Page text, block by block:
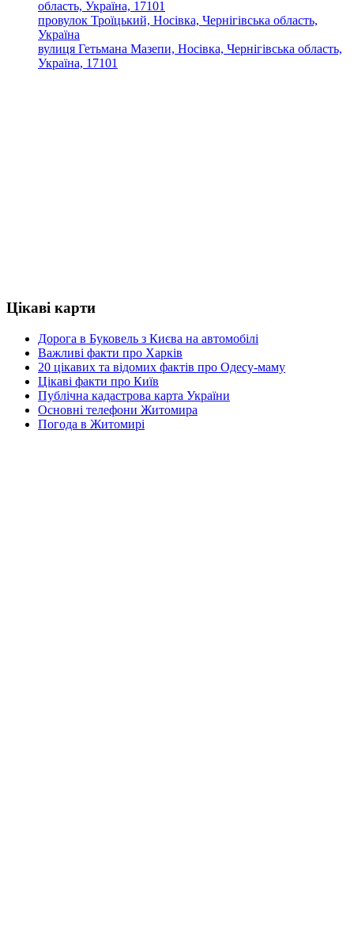
область, Україна, 17101
провулок Троїцький, Носівка, Чернігівська область,
Україна
вулиця Гетьмана Мазепи, Носівка, Чернігівська область,
Україна, 17101
Цікаві карти
Дорога в Буковель з Києва на автомобілі
Важливі факти про Харків
20 цікавих та відомих фактів про Одесу-маму
Цікаві факти про Київ
Публічна кадастрова карта України
Основні телефони Житомира
Погода в Житомирі